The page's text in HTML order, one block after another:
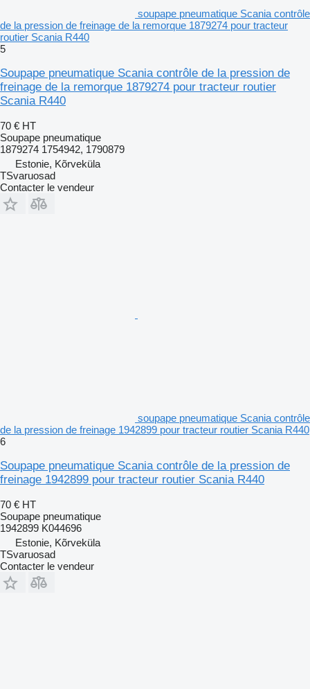
soupape pneumatique Scania contrôle
de la pression de freinage de la remorque 1879274 pour tracteur
routier Scania R440
5
Soupape pneumatique Scania contrôle de la pression de
freinage de la remorque 1879274 pour tracteur routier
Scania R440
70 € HT
Soupape pneumatique
1879274 1754942, 1790879
Estonie, Kõrveküla
TSvaruosad
Contacter le vendeur
soupape pneumatique Scania contrôle
de la pression de freinage 1942899 pour tracteur routier Scania R440
6
Soupape pneumatique Scania contrôle de la pression de
freinage 1942899 pour tracteur routier Scania R440
70 € HT
Soupape pneumatique
1942899 K044696
Estonie, Kõrveküla
TSvaruosad
Contacter le vendeur